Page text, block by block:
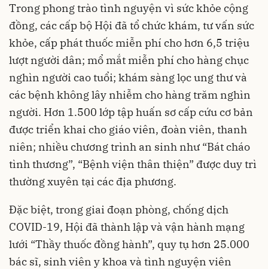
Trong phong trào tình nguyện vì sức khỏe cộng
đồng, các cấp bộ Hội đã tổ chức khám, tư vấn sức
khỏe, cấp phát thuốc miễn phí cho hơn 6,5 triệu
lượt người dân; mổ mắt miễn phí cho hàng chục
nghìn người cao tuổi; khám sàng lọc ung thư và
các bệnh không lây nhiễm cho hàng trăm nghìn
người. Hơn 1.500 lớp tập huấn sơ cấp cứu cơ bản
được triển khai cho giáo viên, đoàn viên, thanh
niên; nhiều chương trình an sinh như “Bát cháo
tình thương”, “Bệnh viện thân thiện” được duy trì
thường xuyên tại các địa phương.
Đặc biệt, trong giai đoạn phòng, chống dịch
COVID-19, Hội đã thành lập và vận hành mạng
lưới “Thầy thuốc đồng hành”, quy tụ hơn 25.000
bác sĩ, sinh viên y khoa và tình nguyện viên